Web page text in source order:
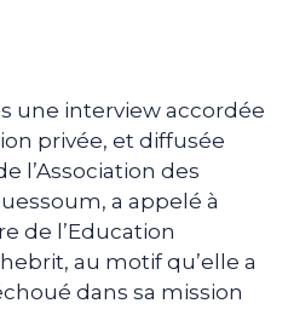
une interview accordée
privée, et diffusée
l’Association des
a appelé à
de l’Education
au motif qu’elle a
dans sa mission